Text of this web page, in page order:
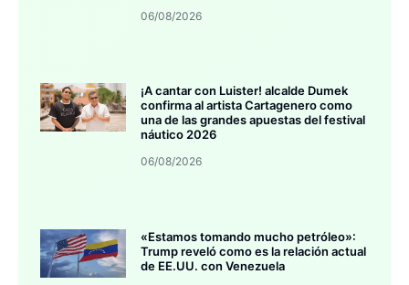
06/08/2026
¡A cantar con Luister! alcalde Dumek
confirma al artista Cartagenero como
una de las grandes apuestas del festival
náutico 2026
06/08/2026
«Estamos tomando mucho petróleo»:
Trump reveló como es la relación actual
de EE.UU. con Venezuela